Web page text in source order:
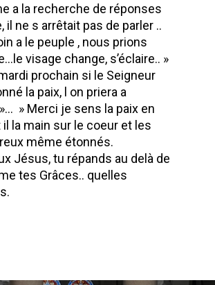
a la recherche de réponses
il ne s arrêtait pas de parler ..
a le peuple , nous prions
visage change, s’éclaire.. »
prochain si le Seigneur
la paix, l on priera a
» Merci je sens la paix en
il la main sur le coeur et les
même étonnés.
Jésus, tu répands au delà de
tes Grâces.. quelles